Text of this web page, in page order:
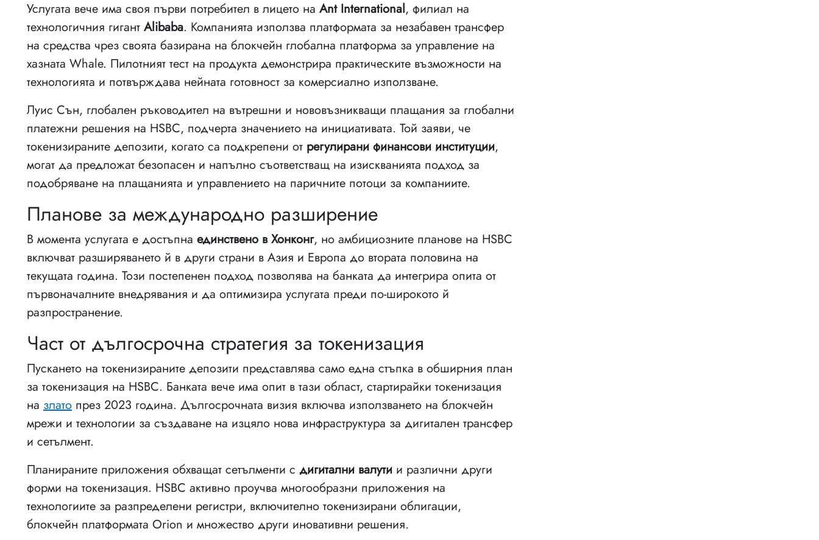
Услугата вече има своя първи потребител в лицето на Ant International, филиал на
технологичния гигант Alibaba. Компанията използва платформата за незабавен трансфер
на средства чрез своята базирана на блокчейн глобална платформа за управление на
хазната Whale. Пилотният тест на продукта демонстрира практическите възможности на
технологията и потвърждава нейната готовност за комерсиално използване.
Луис Сън, глобален ръководител на вътрешни и нововъзникващи плащания за глобални
платежни решения на HSBC, подчерта значението на инициативата. Той заяви, че
токенизираните депозити, когато са подкрепени от регулирани финансови институции,
могат да предложат безопасен и напълно съответстващ на изискванията подход за
подобряване на плащанията и управлението на паричните потоци за компаниите.
Планове за международно разширение
В момента услугата е достъпна единствено в Хонконг, но амбициозните планове на HSBC
включват разширяването й в други страни в Азия и Европа до втората половина на
текущата година. Този постепенен подход позволява на банката да интегрира опита от
първоначалните внедрявания и да оптимизира услугата преди по-широкото й
разпространение.
Част от дългосрочна стратегия за токенизация
Пускането на токенизираните депозити представлява само една стъпка в обширния план
за токенизация на HSBC. Банката вече има опит в тази област, стартирайки токенизация
на злато през 2023 година. Дългосрочната визия включва използването на блокчейн
мрежи и технологии за създаване на изцяло нова инфраструктура за дигитален трансфер
и сетълмент.
Планираните приложения обхващат сетълменти с дигитални валути и различни други
форми на токенизация. HSBC активно проучва многообразни приложения на
технологиите за разпределени регистри, включително токенизирани облигации,
блокчейн платформата Orion и множество други иновативни решения.